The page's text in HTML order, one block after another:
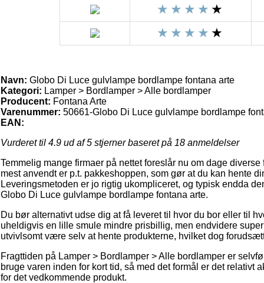
Navn: Globo Di Luce gulvlampe bordlampe fontana arte
Kategori: Lamper > Bordlamper > Alle bordlamper
Producent: Fontana Arte
Varenummer: 50661-Globo Di Luce gulvlampe bordlampe
EAN:
Vurderet til 4.9 ud af 5 stjerner baseret på 18 anmeldelser
Temmelig mange firmaer på nettet foreslår nu om dage
mest anvendt er p.t. pakkeshoppen, som gør at du kan hente
Leveringsmetoden er jo rigtig ukompliceret, og typisk endda
Globo Di Luce gulvlampe bordlampe fontana arte.
Du bør alternativt udse dig at få leveret til hvor du bor eller til
uheldigvis en lille smule mindre prisbillig, men endvidere
utvivlsomt være selv at hente produkterne, hvilket dog
Fragttiden på Lamper > Bordlamper > Alle bordlamper er
bruge varen inden for kort tid, så med det formål er det relativt
for det vedkommende produkt.